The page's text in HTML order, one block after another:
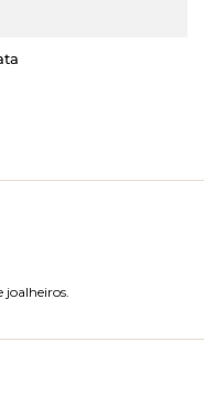
joalheiros.